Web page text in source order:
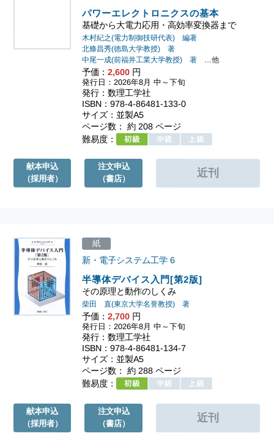
パワーエレクトロニクスの基本
基礎から大電力応用・高効率変換器まで
木村紀之(電力制御技研代表) 編著
北條昌秀(徳島大学教授) 著
中尾一成(前福井工業大学教授) 著 …他
予価：2,600 円
発行日：2026年8月 中～下旬
発行：数理工学社
ISBN：978-4-86481-133-0
サイズ：並製A5
ページ数： 約 208 ページ
難易度：
献本申込
（採用者）
注文申込
（書店）
半導体デバイス入門[第2版]
その原理と動作のしくみ
新・電子システム工学 6
柴田 直(東京大学名誉教授) 著
予価：2,700 円
紙
発行日：2026年8月 中～下旬
発行：数理工学社
ISBN：978-4-86481-134-7
サイズ：並製A5
ページ数： 約 288 ページ
難易度：
献本申込
（採用者）
注文申込
（書店）